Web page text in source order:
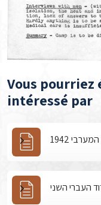
Vous
intéressé par
העברי השני